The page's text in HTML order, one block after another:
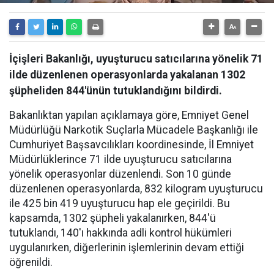
İçişleri Bakanlığı, uyuşturucu satıcılarına yönelik 71
ilde düzenlenen operasyonlarda yakalanan 1302
şüpheliden 844'ünün tutuklandığını bildirdi.
Bakanlıktan yapılan açıklamaya göre, Emniyet Genel
Müdürlüğü Narkotik Suçlarla Mücadele Başkanlığı ile
Cumhuriyet Başsavcılıkları koordinesinde, İl Emniyet
Müdürlüklerince 71 ilde uyuşturucu satıcılarına
yönelik operasyonlar düzenlendi. Son 10 günde
düzenlenen operasyonlarda, 832 kilogram uyuşturucu
ile 425 bin 419 uyuşturucu hap ele geçirildi. Bu
kapsamda, 1302 şüpheli yakalanırken, 844'ü
tutuklandı, 140'ı hakkında adli kontrol hükümleri
uygulanırken, diğerlerinin işlemlerinin devam ettiği
öğrenildi.